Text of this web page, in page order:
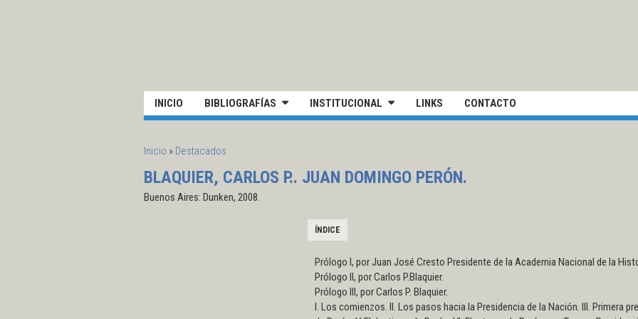
INICIO BIBLIOGRAFÍAS INSTITUCIONAL LINKS CONTACTO
SE ENCUENTRA USTED AQUÍ
Inicio » Destacados
BLAQUIER, CARLOS P.. JUAN DOMINGO PERÓN.
Buenos Aires: Dunken, 2008.
ÍNDICE
Prólogo I, por Juan José Cresto Presidente de la Academia Nacional de la
Prólogo II, por Carlos P.Blaquier.
Prólogo III, por Carlos P. Blaquier.
I. Los comienzos. II. Los pasos hacia la Presidencia de la Nación. III. Primera